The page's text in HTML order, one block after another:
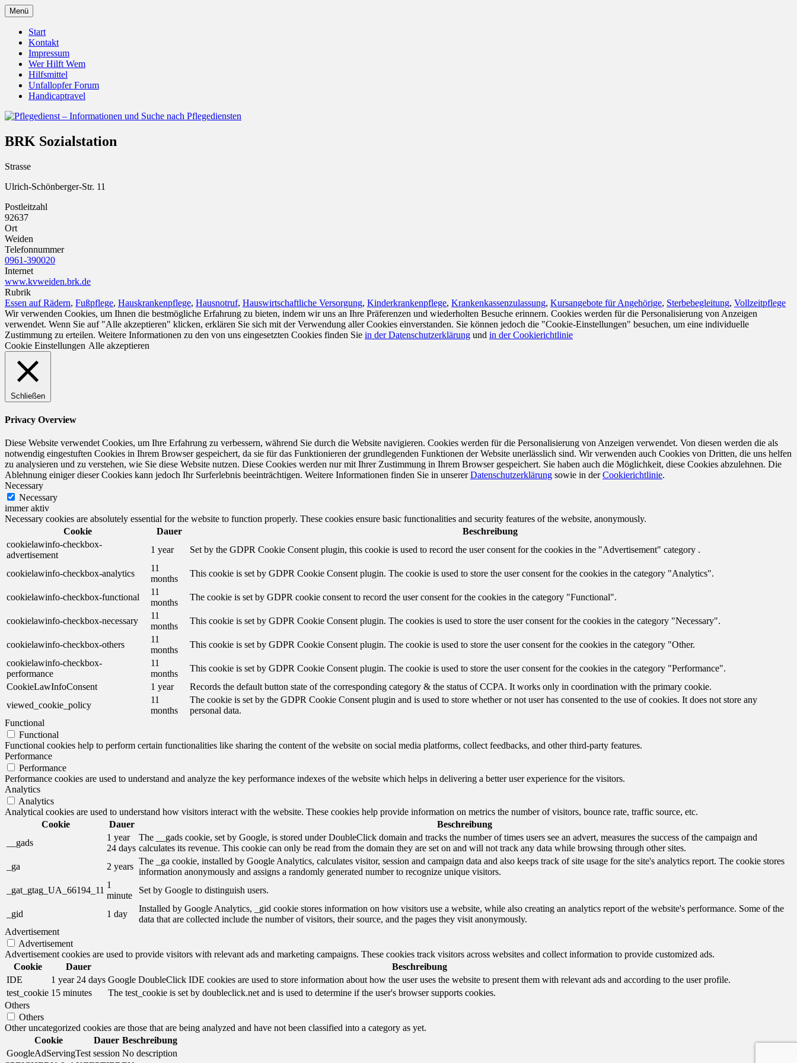
Zum
Inhalt
springen
Pflegedienst – Informationen und Suche nach Pflegediensten
Menü
Start
Kontakt
Impressum
Wer Hilft Wem
Hilfsmittel
Unfallopfer Forum
Handicaptravel
BRK Sozialstation
Strasse
Ulrich-Schönberger-Str. 11
Postleitzahl
92637
Ort
Weiden
Telefonnummer
0961-390020
Internet
www.kvweiden.brk.de
Rubrik
Essen auf Rädern, Fußpflege, Hauskrankenpflege, Hausnotruf, Hauswirtschaftliche Versorgung, Kinderkrankenpflege, Krankenkassenzulassung, Kursangebote für Angehörige, Sterbebegleitung, Vollzeitpflege
Wir verwenden Cookies, um Ihnen die bestmögliche Erfahrung zu bieten, indem wir uns an Ihre Präferenzen und wiederholten Besuche erinnern. Cookies werden für die Personalisierung von Anzeigen
verwendet. Wenn Sie auf "Alle akzeptieren" klicken, erklären Sie sich mit der Verwendung aller Cookies einverstanden. Sie können jedoch die "Cookie-Einstellungen" besuchen, um eine individuelle
Zustimmung zu erteilen. Weitere Informationen zu den von uns eingesetzten Cookies finden Sie in der Datenschutzerklärung und in der Cookierichtlinie
Cookie Einstellungen Alle akzeptieren
Schließen
Privacy Overview
Diese Website verwendet Cookies, um Ihre Erfahrung zu verbessern, während Sie durch die Website navigieren. Cookies werden für die Personalisierung von Anzeigen verwendet. Von diesen werden die als
notwendig eingestuften Cookies in Ihrem Browser gespeichert, da sie für das Funktionieren der grundlegenden Funktionen der Website unerlässlich sind. Wir verwenden auch Cookies von Dritten, die uns helfen
zu analysieren und zu verstehen, wie Sie diese Website nutzen. Diese Cookies werden nur mit Ihrer Zustimmung in Ihrem Browser gespeichert. Sie haben auch die Möglichkeit, diese Cookies abzulehnen. Die
Ablehnung einiger dieser Cookies kann jedoch Ihr Surferlebnis beeinträchtigen. Weitere Informationen finden Sie in unsererDatenschutzerklärung sowie in derCookierichtlinie.
Necessary
Necessary
immer aktiv
Necessary cookies are absolutely essential for the website to function properly. These cookies ensure basic functionalities and security features of the website, anonymously.
Cookie
Dauer
Beschreibung
cookielawinfo-checkbox-
advertisement
1 year Set by the GDPR Cookie Consent plugin, this cookie is used to record the user consent for the cookies in the "Advertisement" category .
cookielawinfo-checkbox-analytics
11
months
This cookie is set by GDPR Cookie Consent plugin. The cookie is used to store the user consent for the cookies in the category "Analytics".
cookielawinfo-checkbox-functional
11
months
The cookie is set by GDPR cookie consent to record the user consent for the cookies in the category "Functional".
cookielawinfo-checkbox-necessary
11
months
This cookie is set by GDPR Cookie Consent plugin. The cookies is used to store the user consent for the cookies in the category "Necessary".
cookielawinfo-checkbox-others
11
months
This cookie is set by GDPR Cookie Consent plugin. The cookie is used to store the user consent for the cookies in the category "Other.
cookielawinfo-checkbox-
performance
11
months
This cookie is set by GDPR Cookie Consent plugin. The cookie is used to store the user consent for the cookies in the category "Performance".
CookieLawInfoConsent
1 year
Records the default button state of the corresponding category & the status of CCPA. It works only in coordination with the primary cookie.
viewed_cookie_policy
11
months
The cookie is set by the GDPR Cookie Consent plugin and is used to store whether or not user has consented to the use of cookies. It does not store any
personal data.
Functional
Functional
Functional cookies help to perform certain functionalities like sharing the content of the website on social media platforms, collect feedbacks, and other third-party features.
Performance
Performance
Performance cookies are used to understand and analyze the key performance indexes of the website which helps in delivering a better user experience for the visitors.
Analytics
Analytics
Analytical cookies are used to understand how visitors interact with the website. These cookies help provide information on metrics the number of visitors, bounce rate, traffic source, etc.
Cookie
Dauer
Beschreibung
__gads
1 year
24 days
The __gads cookie, set by Google, is stored under DoubleClick domain and tracks the number of times users see an advert, measures the success of the campaign and
calculates its revenue. This cookie can only be read from the domain they are set on and will not track any data while browsing through other sites.
_ga
2 years
The _ga cookie, installed by Google Analytics, calculates visitor, session and campaign data and also keeps track of site usage for the site's analytics report. The cookie stores
information anonymously and assigns a randomly generated number to recognize unique visitors.
_gat_gtag_UA_66194_11
1
minute
Set by Google to distinguish users.
_gid 1 day
Installed by Google Analytics, _gid cookie stores information on how visitors use a website, while also creating an analytics report of the website's performance. Some of the
data that are collected include the number of visitors, their source, and the pages they visit anonymously.
Advertisement
Advertisement
Advertisement cookies are used to provide visitors with relevant ads and marketing campaigns. These cookies track visitors across websites and collect information to provide customized ads.
Cookie
Dauer
Beschreibung
IDE
1 year 24 days Google DoubleClick IDE cookies are used to store information about how the user uses the website to present them with relevant ads and according to the user profile.
test_cookie 15 minutes
The test_cookie is set by doubleclick.net and is used to determine if the user's browser supports cookies.
Others
Others
Other uncategorized cookies are those that are being analyzed and have not been classified into a category as yet.
Cookie
Dauer Beschreibung
GoogleAdServingTest session No description